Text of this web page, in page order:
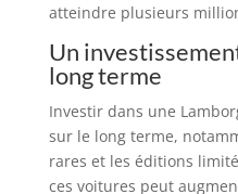
atteindre plusieurs
Un
long terme
Investir dans une
sur le long terme,
rares et les éditions
ces voitures peut